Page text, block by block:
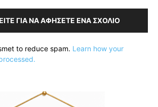
ΓΙΑ ΝΑ ΑΦΉΣΕΤΕ ΈΝΑ ΣΧΌΛΙΟ
to reduce spam. Learn how your